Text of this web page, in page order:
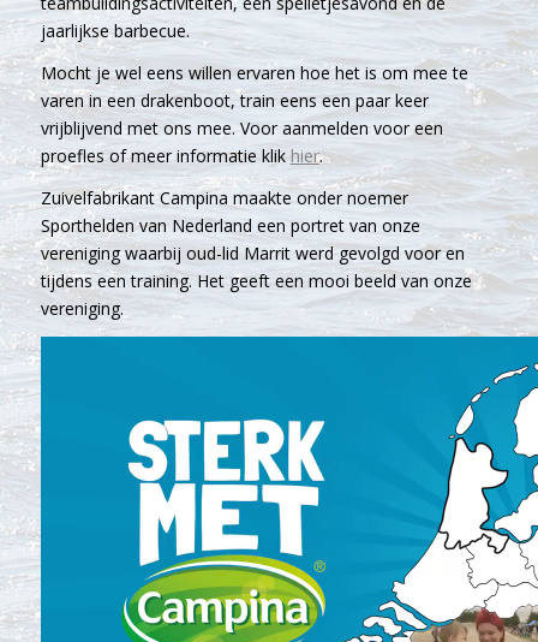
jaarlijkse barbecue.
Mocht je wel eens willen ervaren hoe het is om mee te
varen in een drakenboot, train eens een paar keer
vrijblijvend met ons mee. Voor aanmelden voor een
proefles of meer informatie klik hier.
Zuivelfabrikant Campina maakte onder noemer
Sporthelden van Nederland een portret van onze
vereniging waarbij oud-lid Marrit werd gevolgd voor en
tijdens een training. Het geeft een mooi beeld van onze
vereniging.